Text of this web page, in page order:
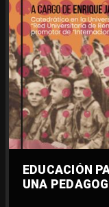
EDUCACIÓN
UNA